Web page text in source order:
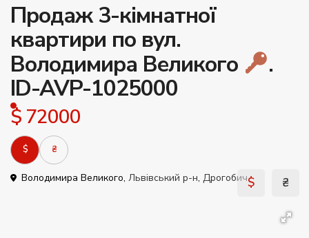
Продаж 3-кімнатної
квартири по вул.
Володимира Великого
.
ID-AVP-1025000
$ 72000
$ ₴
Володимира Великого, Львівський р-н, Дрогобич$ ₴